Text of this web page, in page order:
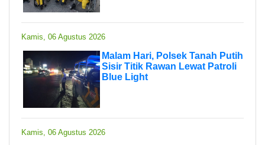
Kamis, 06 Agustus 2026
Malam Hari, Polsek Tanah Putih
Sisir Titik Rawan Lewat Patroli
Blue Light
Kamis, 06 Agustus 2026